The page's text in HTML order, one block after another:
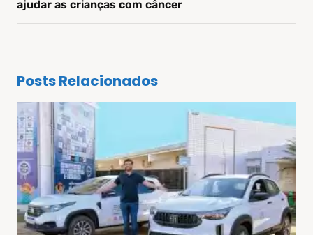
ajudar as crianças com câncer
Posts Relacionados